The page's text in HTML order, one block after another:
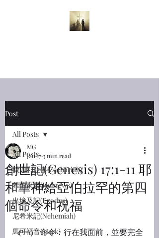
Post
All Posts
撒迦利亞書(Zechariah)
希伯來書(Hebrews)
出埃及記(Exodus)
尼希米記(Nehemiah)
馬可福音(Mark)
All Posts
創世記(Genesis) 17:1-11 耶
和華神給亞伯拉罕的第四
個命令和祝福
MG
Jan 173 min read
（一） 命令：行在我面前，並要完全